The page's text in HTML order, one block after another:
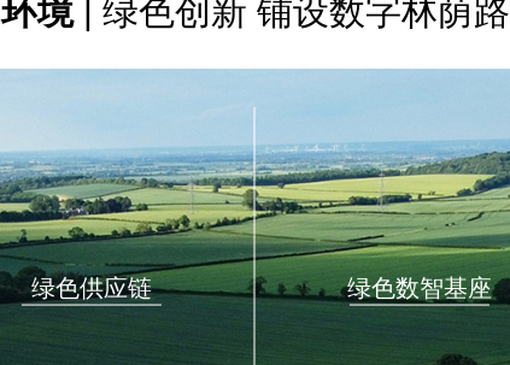
环境| 绿色创新 铺设数字林荫路
绿色供应链 绿色数智基座